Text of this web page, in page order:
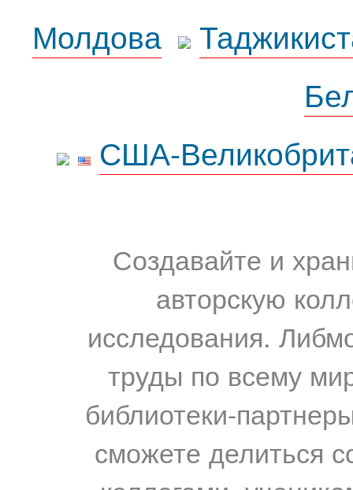
Молдова
США-
Создавайте и
авторскую
исследования.
труды по всему
библиотеки-
сможете делиться